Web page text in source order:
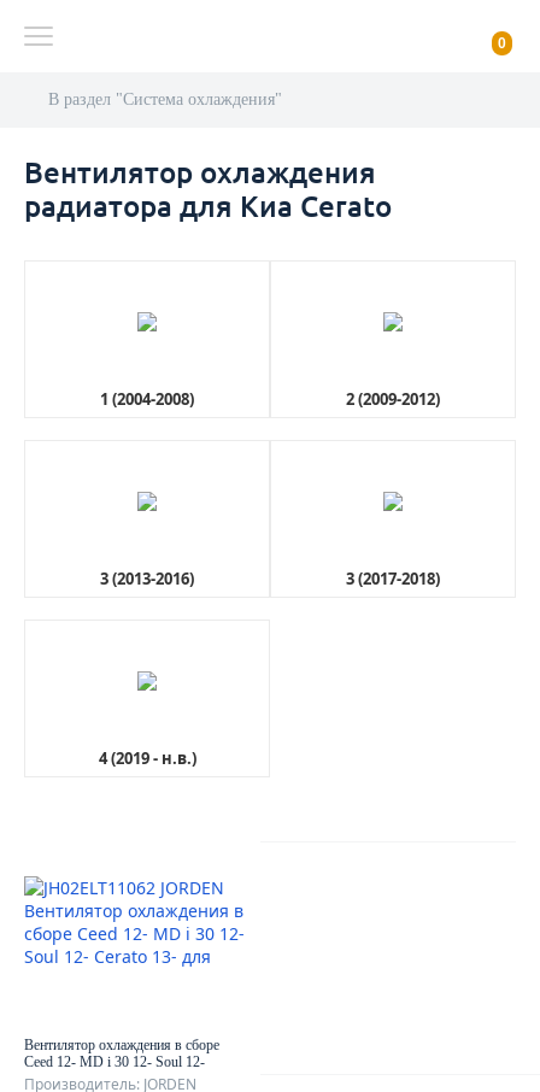
0
В раздел "Система охлаждения"
Вентилятор охлаждения
радиатора для Киа Cerato
1 (2004-2008) 2 (2009-2012)
3 (2013-2016) 3 (2017-2018)
4 (2019 - н.в.)
Вентилятор охлаждения в сборе
Ceed 12- MD i 30 12- Soul 12-
Cerato 13-
Производитель: JORDEN
AutoDubok
О КОМПАНИИ
ОТЗЫВЫ КЛИЕНТОВ
КАРТА САЙТА